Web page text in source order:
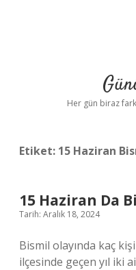
Her gün biraz
Etiket: 15 Haziran
15 Haziran Da
Tarih: Aralık 18, 2024
Bismil olayında kaç
ilçesinde geçen yıl iki